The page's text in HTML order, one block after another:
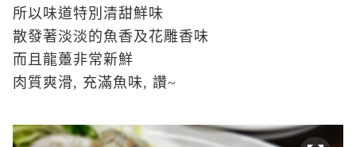
所以味道特別清甜鮮味
散發著淡淡的魚香及花雕香味
而且龍躉非常新鮮
肉質爽滑, 充滿魚味, 讚~